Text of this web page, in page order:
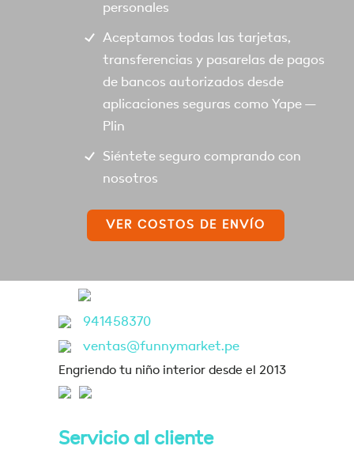
personales
Aceptamos todas las tarjetas,
transferencias y pasarelas de pagos
de bancos autorizados desde
aplicaciones seguras como Yape –
Plin
Siéntete seguro comprando con
nosotros
VER COSTOS DE ENVÍO
941458370
ventas@funnymarket.pe
Engriendo tu niño interior desde el 2013
Servicio al cliente